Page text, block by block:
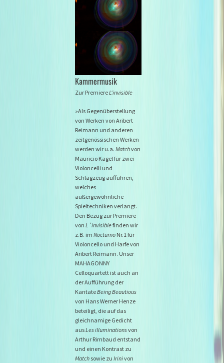
Kammermusik
Zur PremiereL'invisible
»Als Gegenüberstellung
von Werken von Aribert
Reimann und anderen
zeitgenössischen Werken
werden wir u.a. Matchvon
Mauricio Kagel für zwei
Violoncelli und
Schlagzeug aufführen,
welches
außergewöhnliche
Spieltechniken verlangt.
Den Bezug zur Premiere
von L`invisiblefinden wir
z.B. im Nocturno Nr.1 für
Violoncello und Harfe von
Aribert Reimann. Unser
MAHAGONNY
Celloquartett ist auch an
der Aufführung der
KantateBeing Beautious
von Hans Werner Henze
beteiligt, die auf das
gleichnamige Gedicht
ausLes illuminationsvon
Arthur Rimbaud entstand
und einen Kontrast zu
Match sowie zu Irinivon